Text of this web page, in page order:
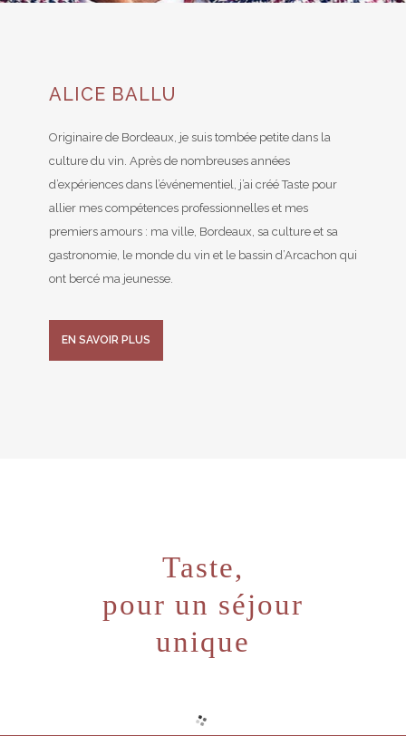
ALICE BALLU
Originaire de Bordeaux, je suis tombée petite dans la
culture du vin. Après de nombreuses années
d’expériences dans l’événementiel, j’ai créé Taste pour
allier mes compétences professionnelles et mes
premiers amours : ma ville, Bordeaux, sa culture et sa
gastronomie, le monde du vin et le bassin d’Arcachon qui
ont bercé ma jeunesse.
EN SAVOIR PLUS
Taste,
pour un séjour
unique